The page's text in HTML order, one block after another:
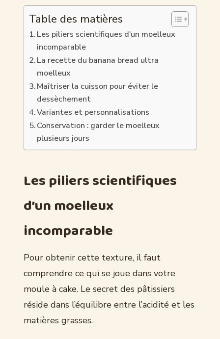
Table des matières
Les piliers scientifiques d’un moelleux
incomparable
La recette du banana bread ultra
moelleux
Maîtriser la cuisson pour éviter le
dessèchement
Variantes et personnalisations
Conservation : garder le moelleux
plusieurs jours
Les piliers scientifiques
d’un moelleux
incomparable
Pour obtenir cette texture, il faut
comprendre ce qui se joue dans votre
moule à cake. Le secret des pâtissiers
réside dans l’équilibre entre l’acidité et les
matières grasses.